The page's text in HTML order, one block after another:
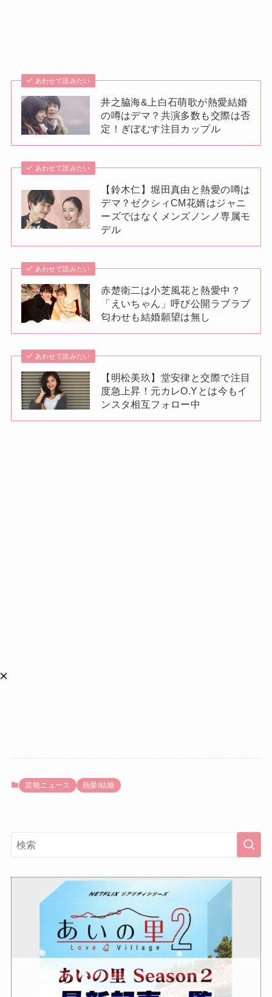
あわせて読みたい
井之脇海&上白石萌歌が熱愛結婚
の噂はデマ？共演多数も交際は否
定！ぎぼむす注目カップル
あわせて読みたい
【鈴木仁】堀田真由と熱愛の噂は
デマ？ゼクシィCM花婿はジャニ
ーズではなくメンズノンノ専属モ
デル
あわせて読みたい
赤楚衛二は小芝風花と熱愛中？
「えいちゃん」呼び公開ラブラブ
匂わせも結婚願望は無し
あわせて読みたい
【明松美玖】堂安律と交際で注目
度急上昇！元カレO.Yとは今もイ
ンスタ相互フォロー中
芸能ニュース 熱愛/結婚